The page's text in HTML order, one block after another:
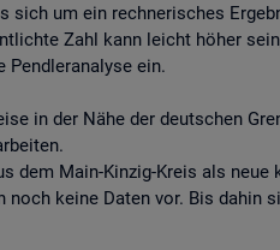
um ein rechnerisches
Zahl kann leicht höher
ein.
in der Nähe der deutschen
dem Main-Kinzig-Kreis als
keine Daten vor. Bis dahin